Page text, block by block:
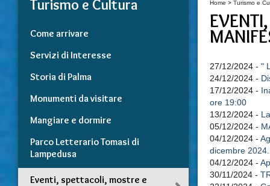
Turismo e Cultura
Come arrivare
Servizi di Interesse
Storia di Palma
Monumenti da visitare
Mangiare e dormire
Parco Letterario Tomasi di
Lampedusa
Eventi, spettacoli, mostre e
Home >Turismo e
27/12/2024 -"
24/12/2024 -
17/12/2024 -
ore 19:00
13/12/2024 -
05/12/2024 -
04/12/2024 -
dicembre 2024.
04/12/2024 -
30/11/2024 -